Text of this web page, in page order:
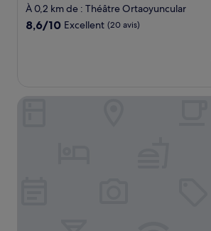
À 0,2 km de : Théâtre Ortaoyuncular
8.6
8,6/10 Excellent (20 avis)